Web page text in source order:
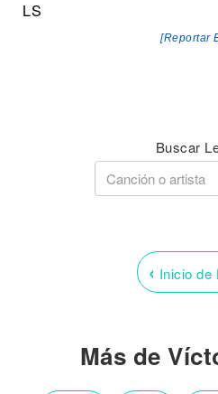
LS
[Reportar
Buscar
‹ Inicio de
Más de